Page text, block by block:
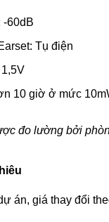
-60dB
Tụ điện
10 giờ ở mức
đo lường bởi
án, giá thay đổi